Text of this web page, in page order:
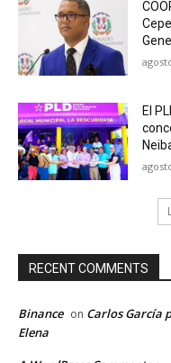
El
RECENT COMMENTS
Binance on Carlos García
Elena